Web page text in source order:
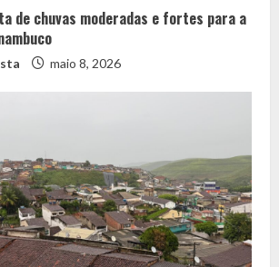
de chuvas moderadas e fortes para a
maio 8, 2026